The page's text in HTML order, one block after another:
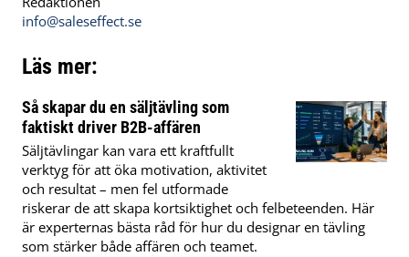
info@saleseffect.se
Läs mer:
Så skapar du en säljtävling som
faktiskt driver B2B-affären
Säljtävlingar kan vara ett kraftfullt
verktyg för att öka motivation, aktivitet
och resultat – men fel utformade
riskerar de att skapa kortsiktighet och felbeteenden. Här
är experternas bästa råd för hur du designar en tävling
som stärker både affären och teamet.